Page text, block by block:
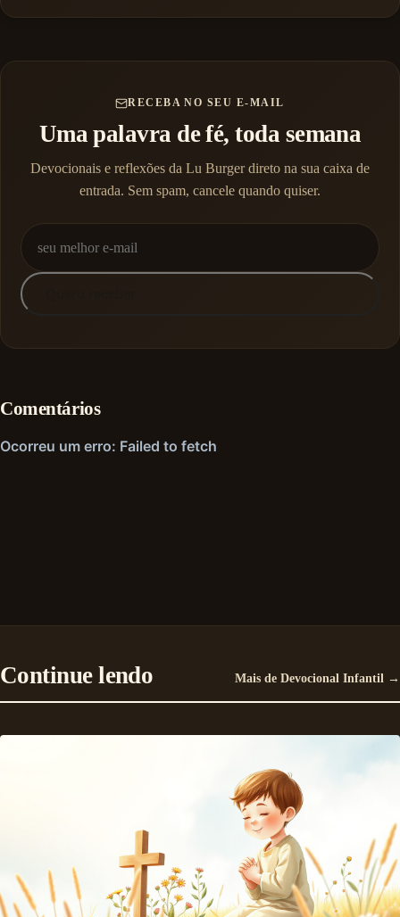
RECEBA NO SEU E-MAIL
Uma palavra de fé, toda semana
Devocionais e reflexões da Lu Burger direto na sua caixa de
entrada. Sem spam, cancele quando quiser.
Comentários
Continue lendo Mais de Devocional Infantil →